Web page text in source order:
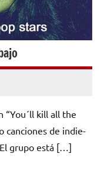
kill all the
canciones de indie-
grupo está […]